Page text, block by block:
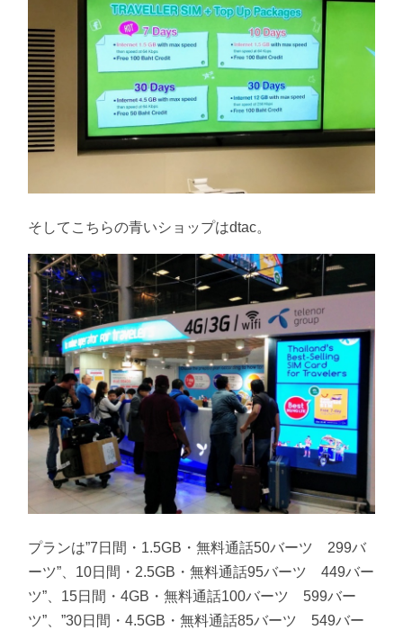
そしてこちらの青いショップはdtac。
プランは”7日間・1.5GB・無料通話50バーツ 299バ
ーツ”、10日間・2.5GB・無料通話95バーツ 449バー
ツ”、15日間・4GB・無料通話100バーツ 599バー
ツ”、”30日間・4.5GB・無料通話85バーツ 549バー